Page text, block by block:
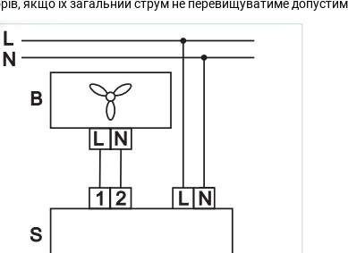
якщо їх загальний струм не перевищуватиме